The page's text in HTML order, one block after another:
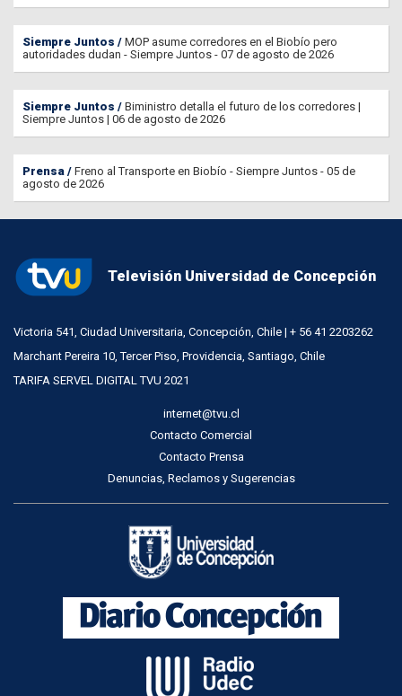
Siempre Juntos
MOP asume corredores en el Biobío pero
autoridades dudan - Siempre Juntos - 07 de agosto de 2026
Siempre Juntos
Biministro detalla el futuro de los corredores |
Siempre Juntos | 06 de agosto de 2026
Prensa
Freno al Transporte en Biobío - Siempre Juntos - 05 de
agosto de 2026
Televisión Universidad de Concepción
Victoria 541, Ciudad Universitaria, Concepción, Chile | + 56 41 2203262
Marchant Pereira 10, Tercer Piso, Providencia, Santiago, Chile
TARIFA SERVEL DIGITAL TVU 2021
internet@tvu.cl
Contacto Comercial
Contacto Prensa
Denuncias, Reclamos y Sugerencias